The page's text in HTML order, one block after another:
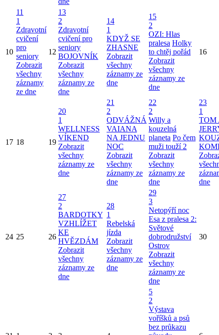
10
11
1
Zdravotní
cvičení
pro
seniory
Zobrazit
všechny
záznamy
ze dne
12
13
2
Zdravotní
cvičení pro
seniory
BOJOVNÍK
Zobrazit
všechny
záznamy ze
dne
14
1
KDYŽ SE
ZHASNE
Zobrazit
všechny
záznamy ze
dne
15
2
OZI: Hlas
pralesa Holky
to chtěj pořád
Zobrazit
všechny
záznamy ze
dne
16
17 18 19
20
1
WELLNESS
VÍKEND
Zobrazit
všechny
záznamy ze
dne
21
2
ODVÁŽNÁ
VAIANA
NA JEDNU
NOC
Zobrazit
všechny
záznamy ze
dne
22
2
Willy a
kouzelná
planeta Po čem
muži touží 2
Zobrazit
všechny
záznamy ze
dne
23
1
TOM
dne
24 25 26
27
2
BARDOTKY
VZHLÍŽET
KE
HVĚZDÁM
Zobrazit
všechny
záznamy ze
dne
28
1
Rebelská
jízda
Zobrazit
všechny
záznamy ze
dne
29
3
Netopýří noc
Esa z pralesa 2:
Světové
dobrodružství
Ostrov
Zobrazit
všechny
záznamy ze
dne
30
5
2
Výstava
voříšků a psů
bez průkazu